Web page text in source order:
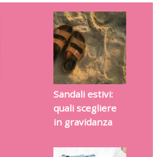
Sandali estivi:
quali scegliere
in gravidanza